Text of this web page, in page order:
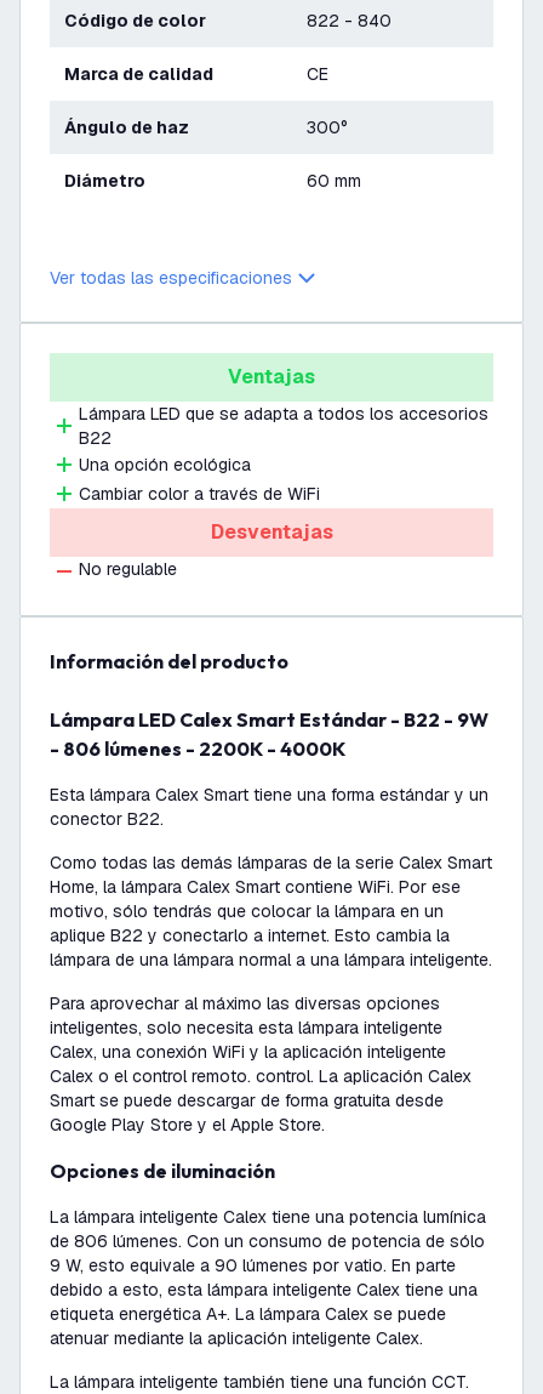
Código de color 822 - 840
Marca de calidad CE
Ángulo de haz 300°
Diámetro 60 mm
Ver todas las especificaciones
Ventajas
Lámpara LED que se adapta a todos los accesorios
B22
Una opción ecológica
Cambiar color a través de WiFi
Desventajas
No regulable
información del producto
Lámpara LED Calex Smart Estándar - B22 - 9W
- 806 lúmenes - 2200K - 4000K
Esta lámpara Calex Smart tiene una forma estándar y un
conector B22.
Como todas las demás lámparas de la serie Calex Smart
Home, la lámpara Calex Smart contiene WiFi. Por ese
motivo, sólo tendrás que colocar la lámpara en un
aplique B22 y conectarlo a internet. Esto cambia la
lámpara de una lámpara normal a una lámpara inteligente.
Para aprovechar al máximo las diversas opciones
inteligentes, solo necesita esta lámpara inteligente
Calex, una conexión WiFi y la aplicación inteligente
Calex o el control remoto. control. La aplicación Calex
Smart se puede descargar de forma gratuita desde
Google Play Store y el Apple Store.
Opciones de iluminación
La lámpara inteligente Calex tiene una potencia lumínica
de 806 lúmenes. Con un consumo de potencia de sólo
9 W, esto equivale a 90 lúmenes por vatio. En parte
debido a esto, esta lámpara inteligente Calex tiene una
etiqueta energética A+. La lámpara Calex se puede
atenuar mediante la aplicación inteligente Calex.
La lámpara inteligente también tiene una función CCT.